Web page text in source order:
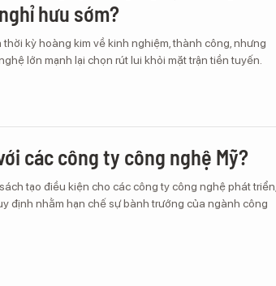
hưu sớm?
kỳ hoàng kim về kinh nghiệm, thành công, nhưng
lớn mạnh lại chọn rút lui khỏi mặt trận tiền tuyến.
các công ty công nghệ Mỹ?
tạo điều kiện cho các công ty công nghệ phát triển,
định nhằm hạn chế sự bành trướng của ngành công